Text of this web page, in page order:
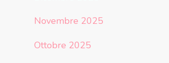
Novembre 2025
Ottobre 2025